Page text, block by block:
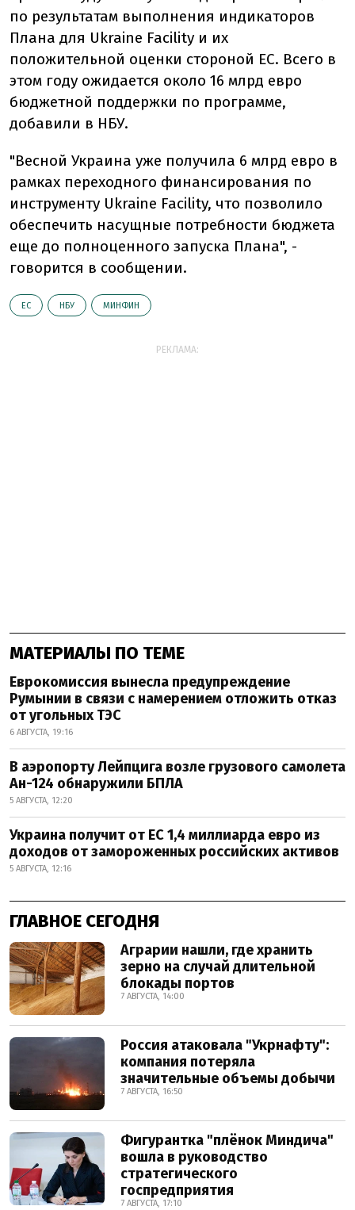
по результатам выполнения индикаторов
Плана для Ukraine Facility и их
положительной оценки стороной ЕС. Всего в
этом году ожидается около 16 млрд евро
бюджетной поддержки по программе,
добавили в НБУ.
"Весной Украина уже получила 6 млрд евро в
рамках переходного финансирования по
инструменту Ukraine Facility, что позволило
обеспечить насущные потребности бюджета
еще до полноценного запуска Плана", -
говорится в сообщении.
ЕС НБУ МИНФИН
РЕКЛАМА:
МАТЕРИАЛЫ ПО ТЕМЕ
Еврокомиссия вынесла предупреждение
Румынии в связи с намерением отложить отказ
от угольных ТЭС
6 АВГУСТА, 19:16
В аэропорту Лейпцига возле грузового самолета
Ан-124 обнаружили БПЛА
5 АВГУСТА, 12:20
Украина получит от ЕС 1,4 миллиарда евро из
доходов от замороженных российских активов
5 АВГУСТА, 12:16
ГЛАВНОЕ СЕГОДНЯ
Аграрии нашли, где хранить
зерно на случай длительной
блокады портов
7 АВГУСТА, 14:00
Россия атаковала "Укрнафту":
компания потеряла
значительные объемы добычи
7 АВГУСТА, 16:50
Фигурантка "плёнок Миндича"
вошла в руководство
стратегического
госпредприятия
7 АВГУСТА, 17:10